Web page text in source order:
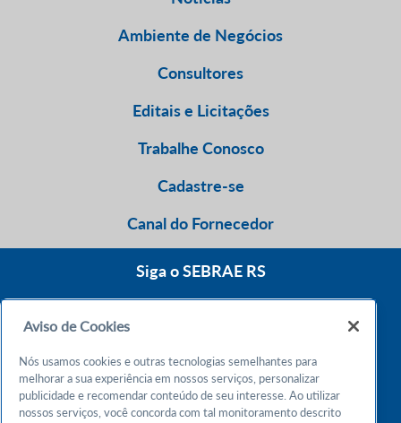
Ambiente de Negócios
Consultores
Editais e Licitações
Trabalhe Conosco
Cadastre-se
Canal do Fornecedor
Siga o SEBRAE RS
Atendimento 24h
Aviso de Cookies
Nós usamos cookies e outras tecnologias semelhantes para
melhorar a sua experiência em nossos serviços, personalizar
publicidade e recomendar conteúdo de seu interesse. Ao utilizar
nossos serviços, você concorda com tal monitoramento descrito